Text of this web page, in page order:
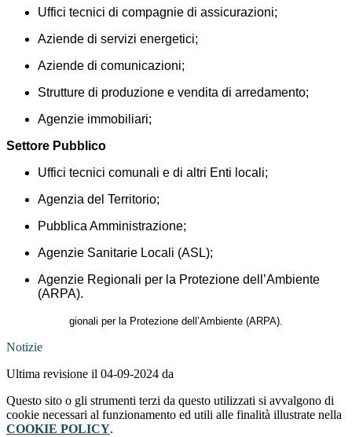
Uffici tecnici di compagnie di assicurazioni;
Aziende di servizi energetici;
Aziende di comunicazioni;
Strutture di produzione e vendita di arredamento;
Agenzie immobiliari;
Settore Pubblico
Uffici tecnici comunali e di altri Enti locali;
Agenzia del Territorio;
Pubblica Amministrazione;
Agenzie Sanitarie Locali (ASL);
Agenzie Regionali per la Protezione dell’Ambiente
(ARPA).
gionali per la Protezione dell’Ambiente (ARPA).
Notizie
Ultima revisione il 04-09-2024 da
Questo sito o gli strumenti terzi da questo utilizzati si avvalgono di
cookie necessari al funzionamento ed utili alle finalità illustrate nella
COOKIE POLICY.